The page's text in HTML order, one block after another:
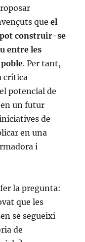
queel
construir-se
entre les
. Per tant,
crítica
potencial de
un futur
de
en una
i
la pregunta:
que les
se segueixi
de